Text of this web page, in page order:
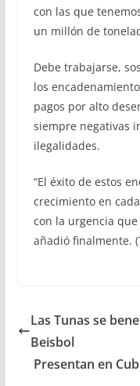
con las que
un millón de
Debe trabajarse,
los
pagos por alto
siempre negativas
ilegalidades.
“El éxito de estos
crecimiento en
con la urgencia
añadió finalmente.
Las Tunas se
Beisbol
Presentan en